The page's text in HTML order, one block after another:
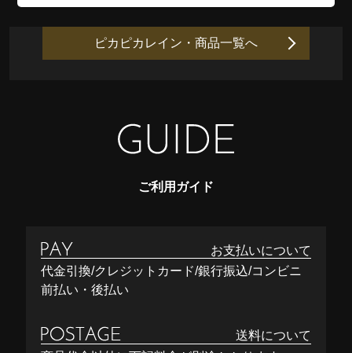
ピカピカレイン・商品一覧へ
ご利用ガイド
お支払いについて
代金引換/クレジットカード/銀行振込/コンビニ
前払い・後払い
送料について